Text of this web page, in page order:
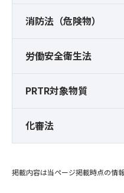
消防法（危険物）
労働安全衛生法
PRTR対象物質
化審法
掲載内容は当ページ掲載時点の情